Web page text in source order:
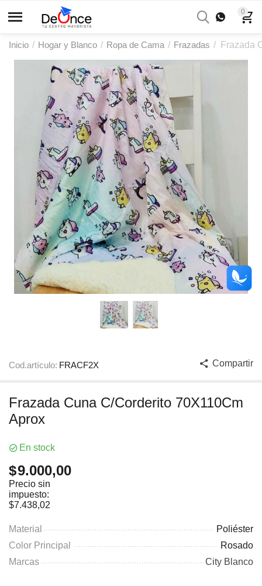
0
Inicio / Hogar y Blanco / Ropa de Cama / Frazadas / Frazada
Cod.artículo: FRACF2X Compartir
Frazada Cuna C/Corderito 70X110Cm
Aprox
En stock
$9.000,00
Precio sin
impuesto:
$7.438,02
Material
Poliéster
Color Principal
Rosado
Marcas
City Blanco